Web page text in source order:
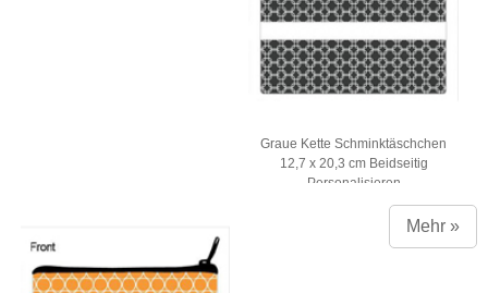
Graue Kette Schminktäschchen
12,7 x 20,3 cm Beidseitig
Personalisieren
Mehr »